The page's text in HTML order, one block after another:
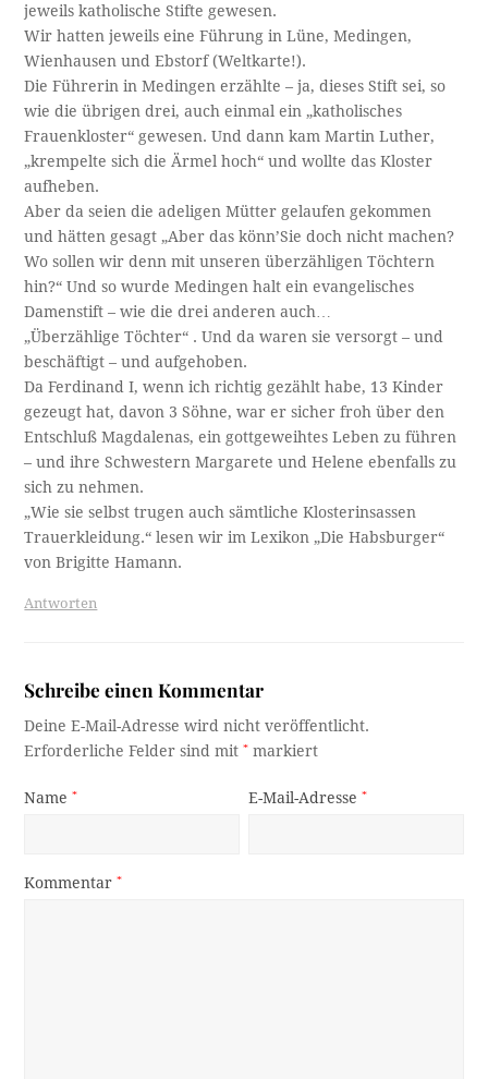
jeweils katholische Stifte gewesen.
Wir hatten jeweils eine Führung in Lüne, Medingen,
Wienhausen und Ebstorf (Weltkarte!).
Die Führerin in Medingen erzählte – ja, dieses Stift sei, so
wie die übrigen drei, auch einmal ein „katholisches
Frauenkloster“ gewesen. Und dann kam Martin Luther,
„krempelte sich die Ärmel hoch“ und wollte das Kloster
aufheben.
Aber da seien die adeligen Mütter gelaufen gekommen
und hätten gesagt „Aber das könn’Sie doch nicht machen?
Wo sollen wir denn mit unseren überzähligen Töchtern
hin?“ Und so wurde Medingen halt ein evangelisches
Damenstift – wie die drei anderen auch…
„Überzählige Töchter“ . Und da waren sie versorgt – und
beschäftigt – und aufgehoben.
Da Ferdinand I, wenn ich richtig gezählt habe, 13 Kinder
gezeugt hat, davon 3 Söhne, war er sicher froh über den
Entschluß Magdalenas, ein gottgeweihtes Leben zu führen
– und ihre Schwestern Margarete und Helene ebenfalls zu
sich zu nehmen.
„Wie sie selbst trugen auch sämtliche Klosterinsassen
Trauerkleidung.“ lesen wir im Lexikon „Die Habsburger“
von Brigitte Hamann.
Antworten
Schreibe einen Kommentar
Deine E-Mail-Adresse wird nicht veröffentlicht.
Erforderliche Felder sind mit* markiert
Name* E-Mail-Adresse*
Kommentar*